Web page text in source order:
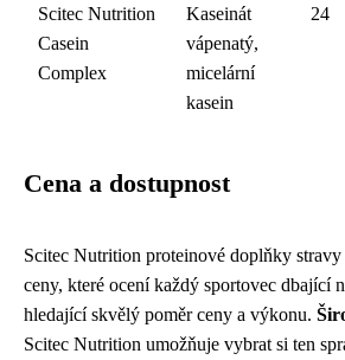
Scitec Nutrition
Casein
Complex
Kaseinát
vápenatý,
micelární
kasein
24
Cena a dostupnost
Scitec Nutrition proteinové doplňky stravy
ceny, které ocení každý sportovec dbající
hledající skvělý poměr ceny a výkonu.
Scitec Nutrition umožňuje vybrat si ten